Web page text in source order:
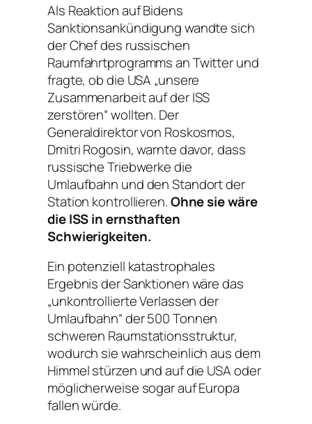
Als Reaktion auf Bidens
Sanktionsankündigung wandte sich
der Chef des russischen
Raumfahrtprogramms an Twitter und
fragte, ob die USA „unsere
Zusammenarbeit auf der ISS
zerstören“ wollten. Der
Generaldirektor von Roskosmos,
Dmitri Rogosin, warnte davor, dass
russische Triebwerke die
Umlaufbahn und den Standort der
Station kontrollieren.Ohne sie wäre
die ISS in ernsthaften
Schwierigkeiten.
Ein potenziell katastrophales
Ergebnis der Sanktionen wäre das
„unkontrollierte Verlassen der
Umlaufbahn“ der 500 Tonnen
schweren Raumstationsstruktur,
wodurch sie wahrscheinlich aus dem
Himmel stürzen und auf die USA oder
möglicherweise sogar auf Europa
fallen würde.